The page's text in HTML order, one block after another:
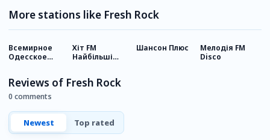
More stations like Fresh Rock
Всемирное
Одесское
Хіт FM
Найбільші
Шансон Плюс
Мелодія FM
Disco
Reviews of Fresh Rock
0 comments
Newest Top rated